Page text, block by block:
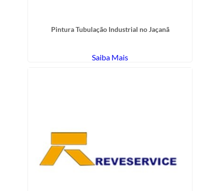
Pintura Tubulação Industrial no Jaçanã
Saiba Mais